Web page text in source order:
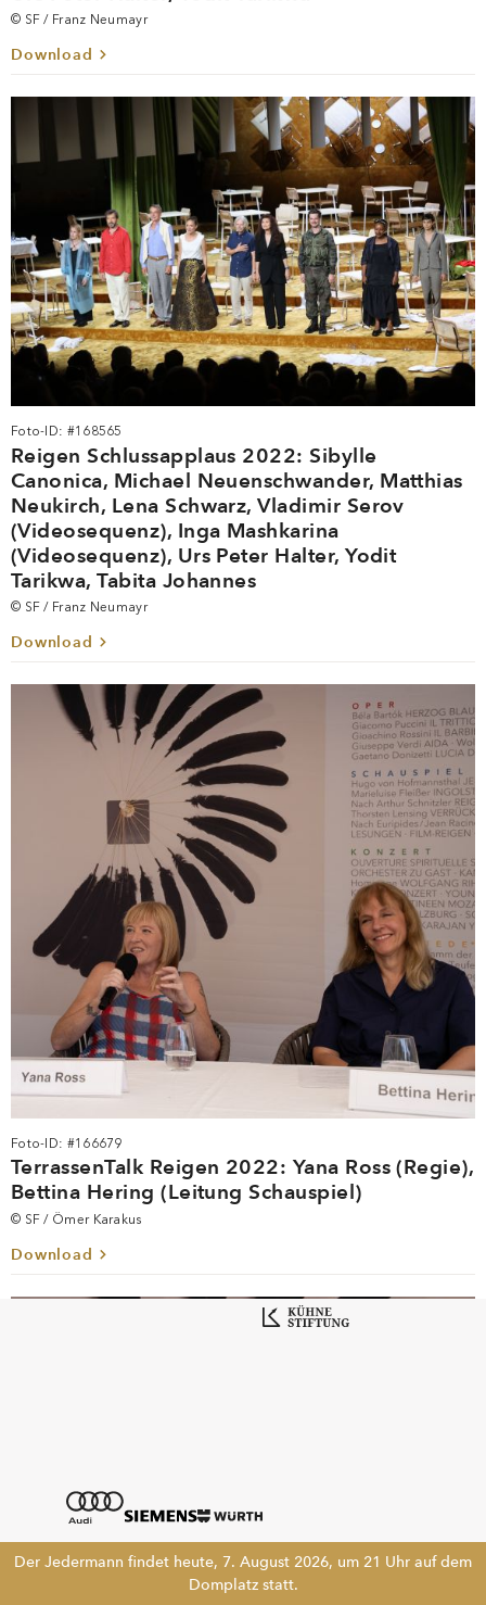
© SF / Franz Neumayr
Download
Foto-ID: #168565
Reigen Schlussapplaus 2022: Sibylle
Canonica, Michael Neuenschwander, Matthias
Neukirch, Lena Schwarz, Vladimir Serov
(Videosequenz), Inga Mashkarina
(Videosequenz), Urs Peter Halter, Yodit
Tarikwa, Tabita Johannes
© SF / Franz Neumayr
Download
Foto-ID: #166679
TerrassenTalk Reigen 2022: Yana Ross (Regie),
Bettina Hering (Leitung Schauspiel)
© SF / Ömer Karakus
Download
Der Jedermann findet heute, 7. August 2026, um 21 Uhr auf dem
Domplatz statt.